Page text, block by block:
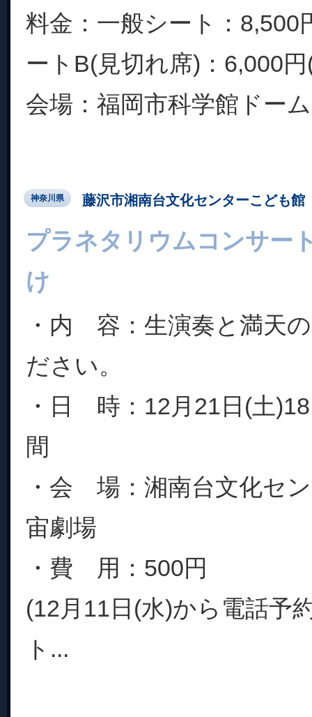
料金：一般シート：8,500
ートB(見切れ席)：6,000
会場：福岡市科学館ドー
神奈川県 藤沢市湘南台文化センターこども館
プラネタリウムコンサ
け
・内 容：生演奏と満天
ださい。
・日 時：12月21日(土
間
・会 場：湘南台文化セ
宙劇場
・費 用：500円
(12月11日(水)から電話予
ト...